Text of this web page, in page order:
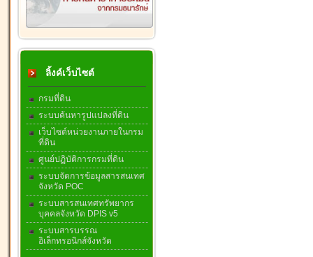
ลิ้งค์เว็บไซต์
กรมที่ดิน
ระบบค้นหารูปแปลงที่ดิน
เว็บไซต์หน่วยงานภายในกรม
ที่ดิน
ศูนย์ปฏิบัติการกรมที่ดิน
ระบบจัดการข้อมูลสารสนเทศ
จังหวัด POC
ระบบสารสนเทศทรัพยากร
บุคคลจังหวัด DPIS v5
ระบบสารบรรณ
อิเล็กทรอนิกส์จังหวัด